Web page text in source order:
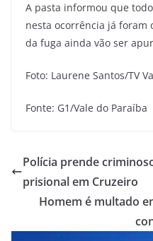
A pasta informou que
nesta ocorrência já foram
da fuga ainda vão ser
Foto: Laurene Santos/TV
Fonte: G1/Vale do Paraíba
Polícia prende
prisional em Cruzeiro
Homem é multado